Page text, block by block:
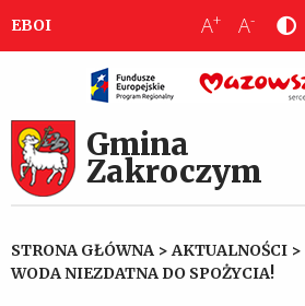
EBOI A+ A-
Gmina
Zakroczym
STRONA GŁÓWNA >AKTUALNOŚCI >
WODA NIEZDATNA DO SPOŻYCIA!